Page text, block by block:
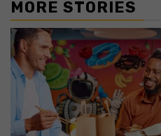
MORE STORIES